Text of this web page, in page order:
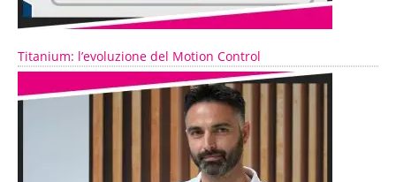
Titanium: l’evoluzione del Motion Control